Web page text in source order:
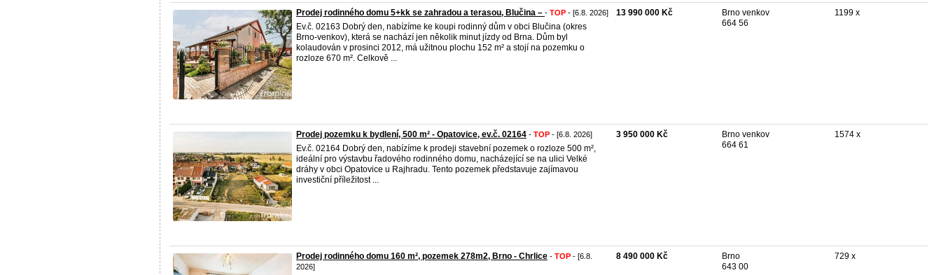
Prodej rodinného domu 5+kk se zahradou a terasou, Blučina – - TOP - [6.8. 2026]
Ev.č. 02163 Dobrý den, nabízíme ke koupi rodinný dům v obci Blučina (okres
Brno-venkov), která se nachází jen několik minut jízdy od Brna. Dům byl
kolaudován v prosinci 2012, má užitnou plochu 152 m² a stojí na pozemku o
rozloze 670 m². Celkově ...
13 990 000 Kč
Brno venkov
664 56
1199 x
Prodej pozemku k bydlení, 500 m² - Opatovice, ev.č. 02164 - TOP - [6.8. 2026]
Ev.č. 02164 Dobrý den, nabízíme k prodeji stavební pozemek o rozloze 500 m²,
ideální pro výstavbu řadového rodinného domu, nacházející se na ulici Velké
dráhy v obci Opatovice u Rajhradu. Tento pozemek představuje zajímavou
investiční příležitost ...
3 950 000 Kč
Brno venkov
664 61
1574 x
Prodej rodinného domu 160 m², pozemek 278m2, Brno - Chrlice - TOP - [6.8.
2026]
8 490 000 Kč
Brno
643 00
729 x